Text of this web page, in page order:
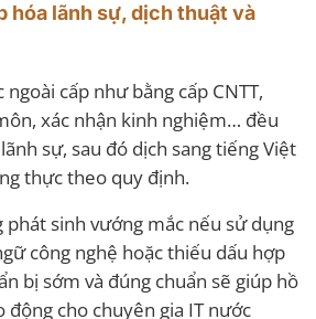
hóa lãnh sự, dịch thuật và
cấp như bằng cấp CNTT,
xác nhận kinh nghiệm… đều
sự, sau đó dịch sang tiếng Việt
thực theo quy định.
sinh vướng mắc nếu sử dụng
công nghệ hoặc thiếu dấu hợp
bị sớm và đúng chuẩn sẽ giúp hồ
động cho chuyên gia IT nước